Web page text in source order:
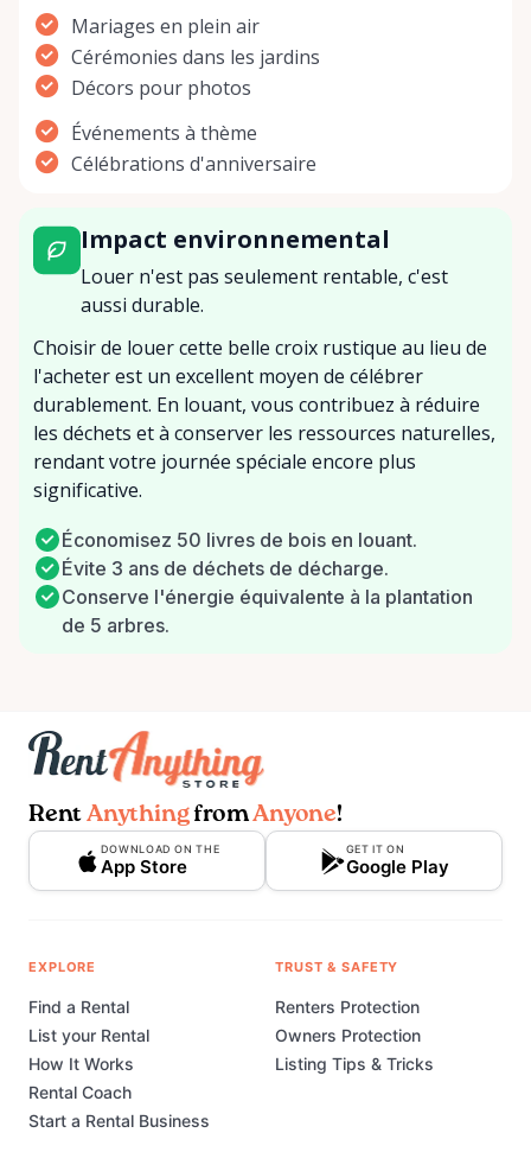
Mariages en plein air
Cérémonies dans les jardins
Décors pour photos
Événements à thème
Célébrations d'anniversaire
Impact environnemental
Louer n'est pas seulement rentable, c'est
aussi durable.
Choisir de louer cette belle croix rustique au lieu de
l'acheter est un excellent moyen de célébrer
durablement. En louant, vous contribuez à réduire
les déchets et à conserver les ressources naturelles,
rendant votre journée spéciale encore plus
significative.
Économisez 50 livres de bois en louant.
Évite 3 ans de déchets de décharge.
Conserve l'énergie équivalente à la plantation
de 5 arbres.
Rent AnythingfromAnyone!
DOWNLOAD ON THE
App Store
GET IT ON
Google Play
EXPLORE
Find a Rental
List your Rental
How It Works
Rental Coach
Start a Rental Business
TRUST & SAFETY
Renters Protection
Owners Protection
Listing Tips & Tricks